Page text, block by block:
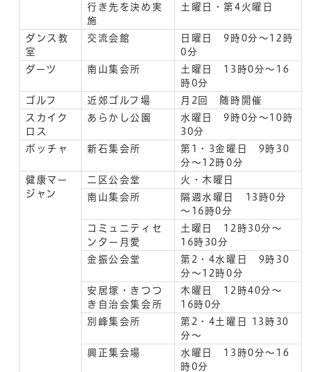
行き先を決め実
施
土曜日・第4火曜日
ダンス教
室
交流会館
日曜日 9時0分～12時
0分
ダーツ
南山集会所
土曜日 13時0分～16
時0分
ゴルフ
近郊ゴルフ場
月2回 随時開催
スカイク
ロス
あらかし公園
水曜日 9時0分～10時
30分
ボッチャ
新石集会所
第1・3金曜日 9時30
分～12時0分
健康マー
ジャン
二区公会堂
火・木曜日
南山集会所
隔週水曜日 13時0分
～16時0分
コミュニティセ
ンター月愛
土曜日 12時30分～
16時30分
金振公会堂
第2・4水曜日 9時30
分～12時0分
安居塚・きつつ
き自治会集会所
木曜日 12時40分～
16時0分
別峰集会所
第2・4土曜日 13時30
分～
興正集会場
水曜日 13時0分～16
時0分